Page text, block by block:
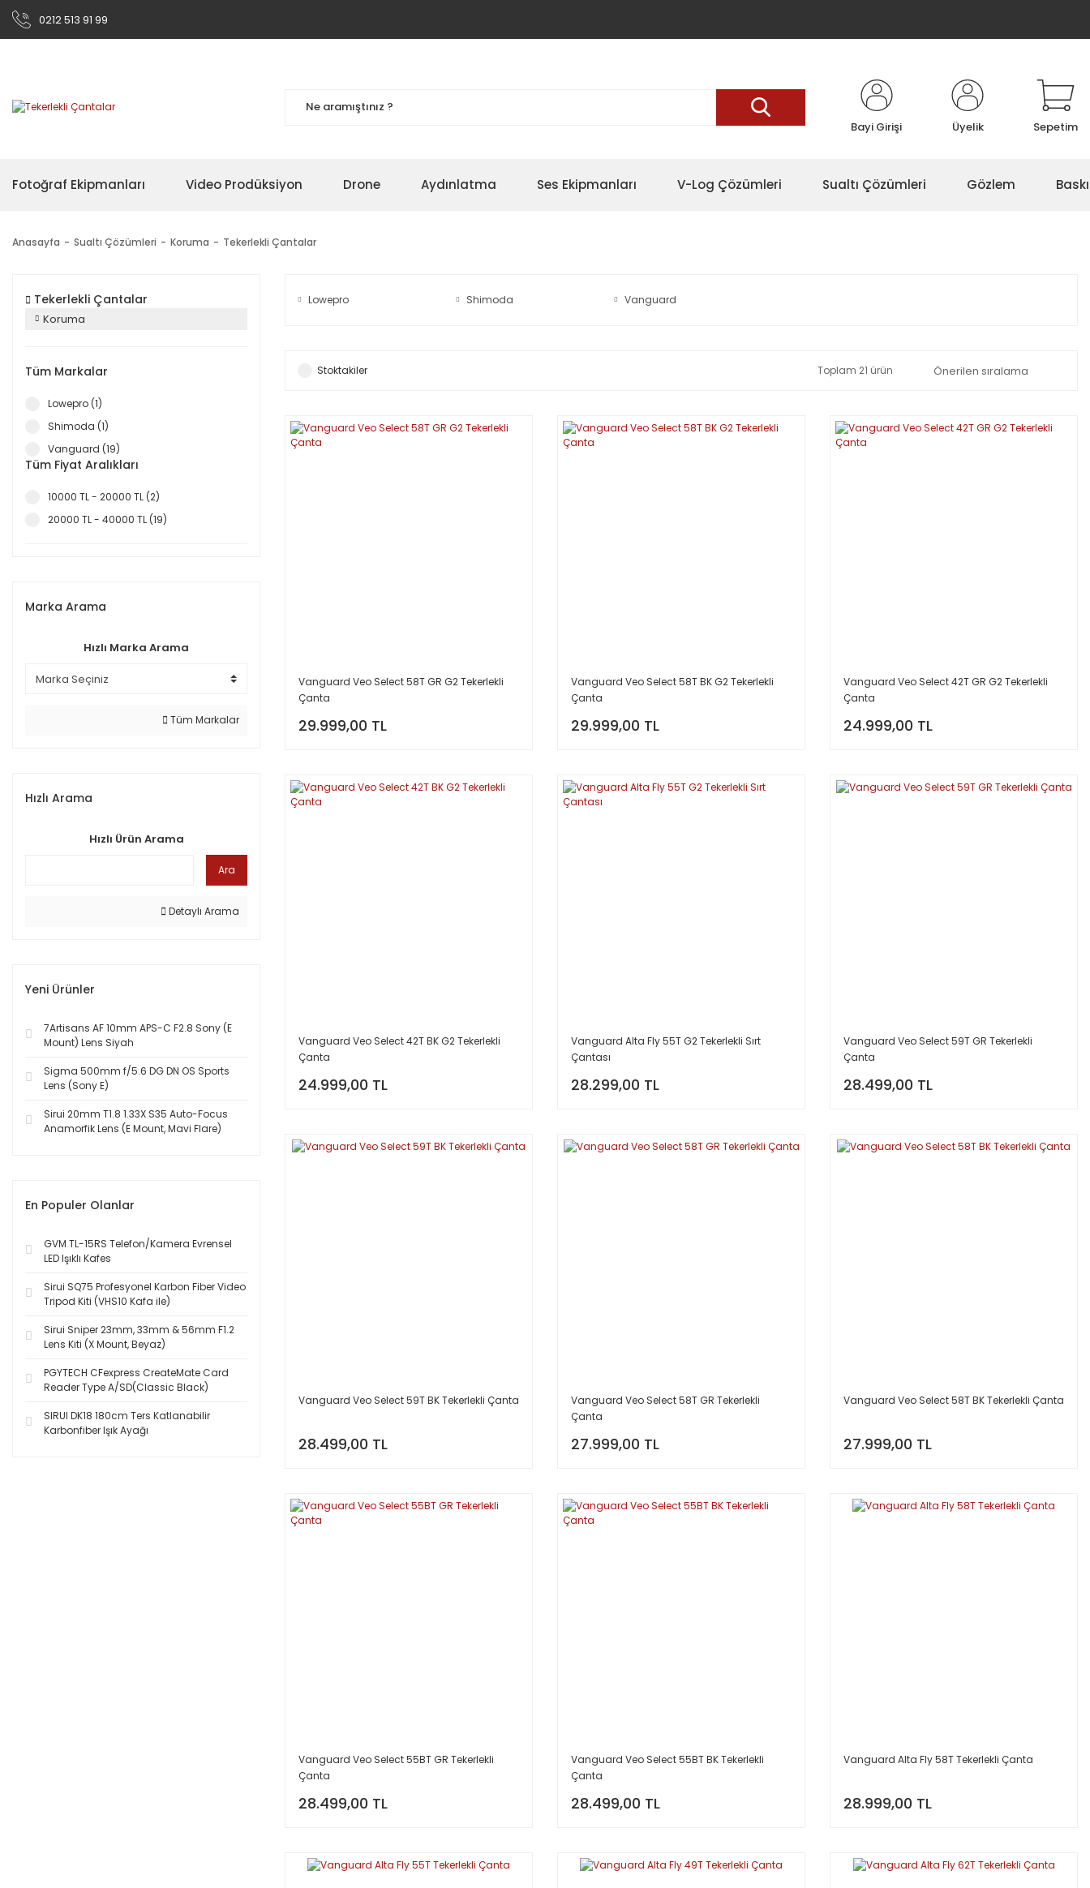
0212 513 91 99
Bayi Girişi Üyelik Sepetim
Fotoğraf Ekipmanları Video Prodüksiyon Drone Aydınlatma Ses Ekipmanları V-Log Çözümleri Sualtı Çözümleri Gözlem
Anasayfa Sualtı Çözümleri Koruma Tekerlekli Çantalar
Tekerlekli Çantalar
Koruma
Tüm Markalar
Lowepro (1)
Shimoda (1)
Vanguard (19)
Tüm Fiyat Aralıkları
10000 TL - 20000 TL (2)
20000 TL - 40000 TL (19)
Marka Arama
Hızlı Marka Arama
Tüm Markalar
Hızlı Arama
Hızlı Ürün Arama
Ara
Detaylı Arama
Yeni Ürünler
7Artisans AF 10mm APS-C F2.8 Sony (E
Mount) Lens Siyah
Sigma 500mm f/5.6 DG DN OS Sports
Lens (Sony E)
Sirui 20mm T1.8 1.33X S35 Auto-Focus
Anamorfik Lens (E Mount, Mavi Flare)
En Populer Olanlar
GVM TL-15RS Telefon/Kamera Evrensel
LED Işıklı Kafes
Sirui SQ75 Profesyonel Karbon Fiber Video
Tripod Kiti (VHS10 Kafa ile)
Sirui Sniper 23mm, 33mm & 56mm F1.2
Lens Kiti (X Mount, Beyaz)
PGYTECH CFexpress CreateMate Card
Reader Type A/SD(Classic Black)
SIRUI DK18 180cm Ters Katlanabilir
Karbonfiber Işık Ayağı
Lowepro Shimoda Vanguard
Stoktakiler Toplam 21 ürün
Vanguard Veo Select 58T GR G2 Tekerlekli
Çanta
29.999,00 TL
Vanguard Veo Select 58T BK G2 Tekerlekli
Çanta
29.999,00 TL
Vanguard Veo Select 42T GR G2 Tekerlekli
Çanta
24.999,00 TL
Vanguard Veo Select 42T BK G2 Tekerlekli
Çanta
24.999,00 TL
Vanguard Alta Fly 55T G2 Tekerlekli Sırt
Çantası
28.299,00 TL
Vanguard Veo Select 59T GR Tekerlekli
Çanta
28.499,00 TL
Vanguard Veo Select 59T BK Tekerlekli Çanta
28.499,00 TL
Vanguard Veo Select 58T GR Tekerlekli
Çanta
27.999,00 TL
Vanguard Veo Select 58T BK Tekerlekli Çanta
27.999,00 TL
Vanguard Veo Select 55BT GR Tekerlekli
Çanta
28.499,00 TL
Vanguard Veo Select 55BT BK Tekerlekli
Çanta
28.499,00 TL
Vanguard Alta Fly 58T Tekerlekli Çanta
28.999,00 TL